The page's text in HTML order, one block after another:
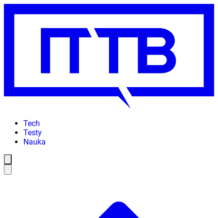
Tech
Testy
Nauka